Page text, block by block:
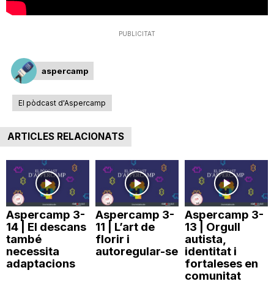
r
o
n
PUBLICITAT
aspercamp
El pòdcast d'Aspercamp
ARTICLES RELACIONATS
Aspercamp 3-
14 | El descans
també
necessita
adaptacions
Aspercamp 3-
11 | L’art de
florir i
autoregular-se
Aspercamp 3-
13 | Orgull
autista,
identitat i
fortaleses en
comunitat